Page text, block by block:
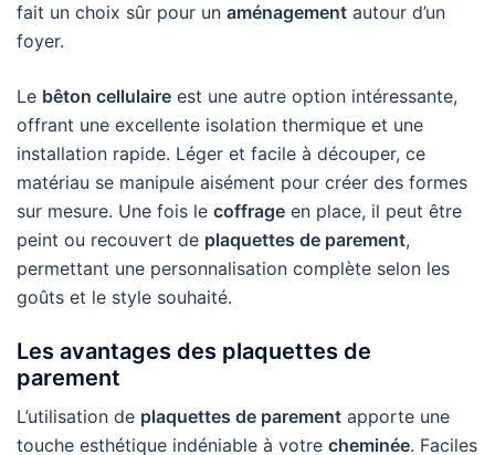
fait un choix sûr pour un aménagement autour d’un
foyer.
Le bêton cellulaire est une autre option intéressante,
offrant une excellente isolation thermique et une
installation rapide. Léger et facile à découper, ce
matériau se manipule aisément pour créer des formes
sur mesure. Une fois le coffrage en place, il peut être
peint ou recouvert de plaquettes de parement,
permettant une personnalisation complète selon les
goûts et le style souhaité.
Les avantages des plaquettes de
parement
L’utilisation de plaquettes de parement apporte une
touche esthétique indéniable à votre cheminée. Faciles